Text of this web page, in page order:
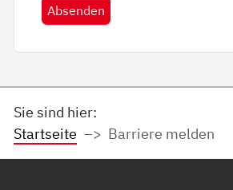
Absenden
Sie sind hier:
Startseite
Barriere melden